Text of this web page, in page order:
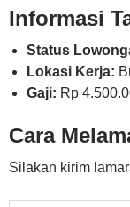
Informasi
Status
Lokasi Kerja:
Gaji: Rp
Cara
Silakan kirim